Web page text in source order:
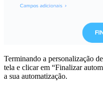
Terminando a personalização
tela e clicar em “Finalizar
a sua automatização.